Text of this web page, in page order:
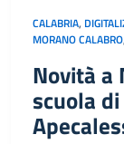
CALABRIA,
MORANO CALABRO,
Novità a
scuola